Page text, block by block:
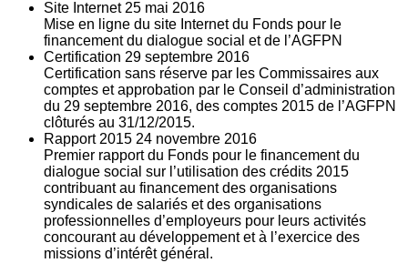
Site Internet 25 mai 2016
Mise en ligne du site Internet du Fonds pour le
financement du dialogue social et de l’AGFPN
Certification 29 septembre 2016
Certification sans réserve par les Commissaires aux
comptes et approbation par le Conseil d’administration
du 29 septembre 2016, des comptes 2015 de l’AGFPN
clôturés au 31/12/2015.
Rapport 2015 24 novembre 2016
Premier rapport du Fonds pour le financement du
dialogue social sur l’utilisation des crédits 2015
contribuant au financement des organisations
syndicales de salariés et des organisations
professionnelles d’employeurs pour leurs activités
concourant au développement et à l’exercice des
missions d’intérêt général.